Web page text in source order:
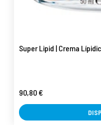
Super Lipid | Crema
90,80 €